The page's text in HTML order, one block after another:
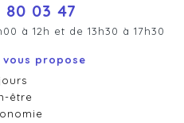
80 03 47
à 12h et de 13h30 à 17h30
vous propose
être